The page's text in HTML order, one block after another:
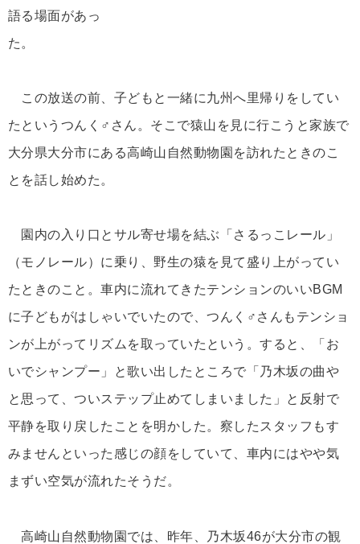
語る場面があっ
た。
この放送の前、子どもと一緒に九州へ里帰りをしてい
たというつんく♂さん。そこで猿山を見に行こうと家族で
大分県大分市にある高崎山自然動物園を訪れたときのこ
とを話し始めた。
園内の入り口とサル寄せ場を結ぶ「さるっこレール」
（モノレール）に乗り、野生の猿を見て盛り上がってい
たときのこと。車内に流れてきたテンションのいいBGM
に子どもがはしゃいでいたので、つんく♂さんもテンショ
ンが上がってリズムを取っていたという。すると、「お
いでシャンプー」と歌い出したところで「乃木坂の曲や
と思って、ついステップ止めてしまいました」と反射で
平静を取り戻したことを明かした。察したスタッフもす
みませんといった感じの顔をしていて、車内にはやや気
まずい空気が流れたそうだ。
高崎山自然動物園では、昨年、乃木坂46が大分市の観